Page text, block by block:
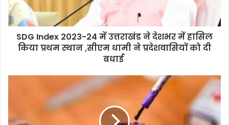
SDG Index 2023-24 में उत्तराखंड ने देशभर में हासिल
किया प्रथम स्थान ,सीएम धामी ने प्रदेशवासियों को दी
बधाई